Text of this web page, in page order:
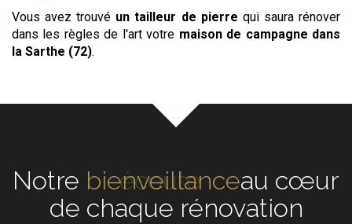
Vous avez trouvé un tailleur de pierre qui saura rénover
dans les règles de l'art votre maison de campagne dans
la Sarthe (72).
Notreécouteau cœur de
chaque rénovation